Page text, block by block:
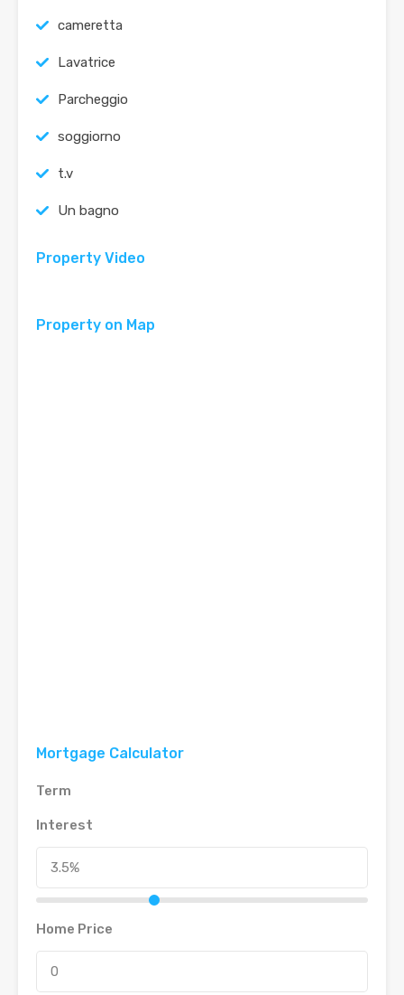
cameretta
Lavatrice
Parcheggio
soggiorno
t.v
Un bagno
Property Video
Property on Map
Mortgage Calculator
Term
Interest
Home Price